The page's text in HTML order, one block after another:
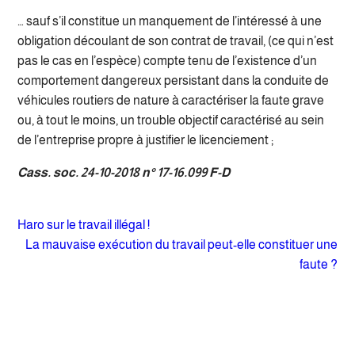
… sauf s’il constitue un manquement de l’intéressé à une
obligation découlant de son contrat de travail, (ce qui n’est
pas le cas en l’espèce) compte tenu de l’existence d’un
comportement dangereux persistant dans la conduite de
véhicules routiers de nature à caractériser la faute grave
ou, à tout le moins, un trouble objectif caractérisé au sein
de l’entreprise propre à justifier le licenciement ;
Cass. soc. 24-10-2018 n° 17-16.099 F-D
Haro sur le travail illégal !
La mauvaise exécution du travail peut-elle constituer une
faute ?